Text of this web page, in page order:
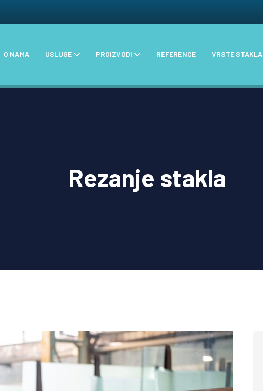
O NAMA USLUGE PROIZVODI REFERENCE VRSTE STAKLA
Rezanje stakla